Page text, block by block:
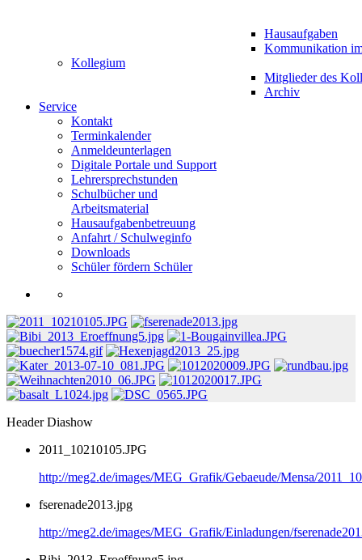
Hausaufgaben
Kommunikation
Kollegium
Mitglieder des
Archiv
Service
Kontakt
Terminkalender
Anmeldeunterlagen
Digitale Portale und Support
Lehrersprechstunden
Schulbücher und
Arbeitsmaterial
Hausaufgabenbetreuung
Anfahrt / Schulweginfo
Downloads
Schüler fördern Schüler
Header Diashow
2011_10210105.JPG
http://meg2.de/images/MEG_Grafik/Gebaeude/Mensa/
fserenade2013.jpg
http://meg2.de/images/MEG_Grafik/Einladungen/